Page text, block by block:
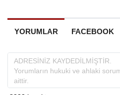
YORUMLAR FACEBOOK